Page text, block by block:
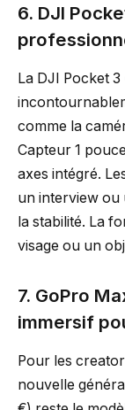
6. DJI
La DJI Pocket
comme la
Capteur 1
axes intégré.
un interview ou
la stabilité. La
visage ou un
7. GoPro
immersif
Pour les
nouvelle